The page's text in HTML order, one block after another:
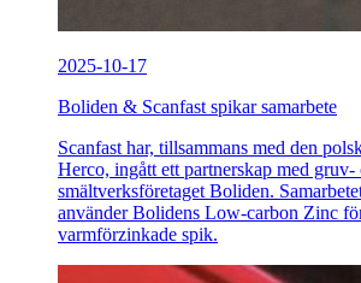
2025-10-17
Boliden & Scanfast spikar samarbete
Scanfast har, tillsammans med den
Herco, ingått ett partnerskap med gruv-
smältverksföretaget Boliden.
använder Bolidens Low-carbon Zinc
varmförzinkade spik.